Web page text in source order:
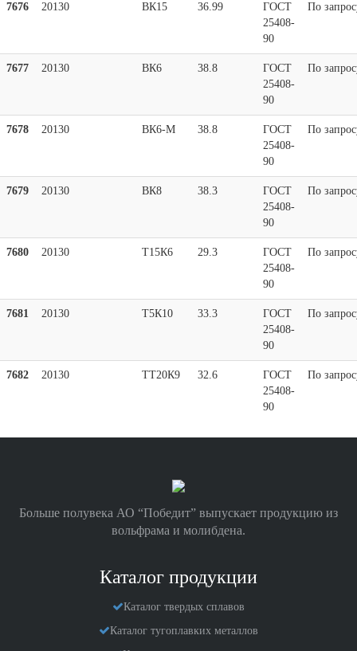
7676 20130 ВК15 36.99
ГОСТ
25408-
90
По
7677 20130 ВК6 38.8
ГОСТ
25408-
90
По
7678 20130 ВК6-М 38.8
ГОСТ
25408-
90
По
7679 20130 ВК8 38.3
ГОСТ
25408-
90
По
7680 20130 Т15К6 29.3
ГОСТ
25408-
90
По
7681 20130 Т5К10 33.3
ГОСТ
25408-
90
По
7682 20130 ТТ20К9 32.6
ГОСТ
25408-
90
По
Больше полувека АО “Победит” выпускает продукцию из
вольфрама и молибдена.
Каталог продукции
Каталог твердых сплавов
Каталог тугоплавких металлов